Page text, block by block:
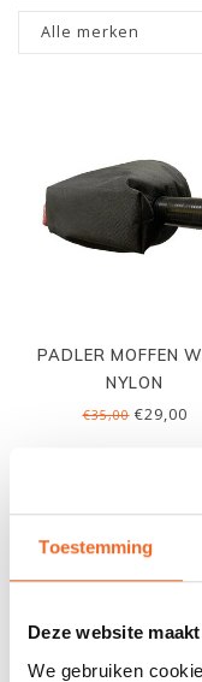
Toestemming
Deze website
We gebruiken
Alle merken
PADLER MOFFEN
NYLON
€35,00€29,00